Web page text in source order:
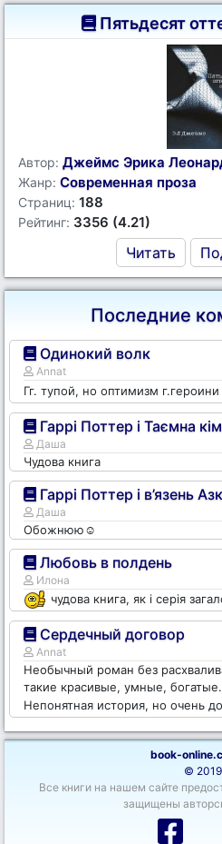
Пятьдесят
Автор: Джеймс Эрика
Жанр: Современная проза
Страниц: 188
Рейтинг: 3356 (4.21)
Читать
Последние
Одинокий волк
Annat
Гг. тупой, но оптимизм
Гаррі Поттер і Таємна
Даша
Чудова книга
Гаррі Поттер і в’язень
Даша
Обожнюю☺️
Любовь в полдень
Илона
чудова книга, як і серія
Сердечный договор
Annat
Необычный роман без
такие красивые, умные,
Непонятная история, но очень
book-
© 2019
Все книги на нашем сайте
защищены